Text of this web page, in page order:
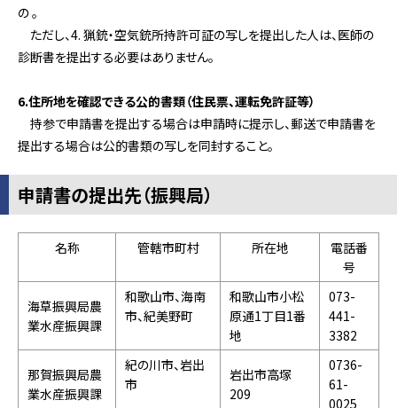
の 。
ただし、4. 猟銃・空気銃所持許可証の写しを提出した人は、医師の
診断書を提出する必要はありません。
6.住所地を確認できる公的書類（住民票、運転免許証等）
持参で申請書を提出する場合は申請時に提示し、郵送で申請書を
提出する場合は公的書類の写しを同封すること。
申請書の提出先（振興局）
名称 管轄市町村 所在地
電話番
号
海草振興局農
業水産振興課
和歌山市、海南
市、紀美野町
和歌山市小松
原通1丁目1番
地
073-
441-
3382
那賀振興局農
業水産振興課
紀の川市、岩出
市
岩出市高塚
209
0736-
61-
0025